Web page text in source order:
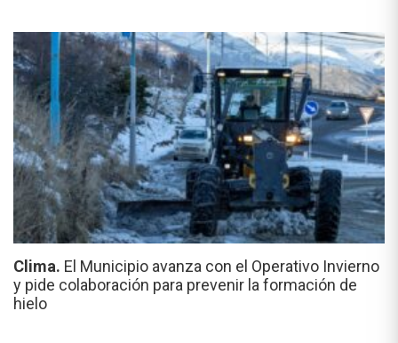
Clima. El Municipio avanza con el Operativo Invierno
y pide colaboración para prevenir la formación de
hielo